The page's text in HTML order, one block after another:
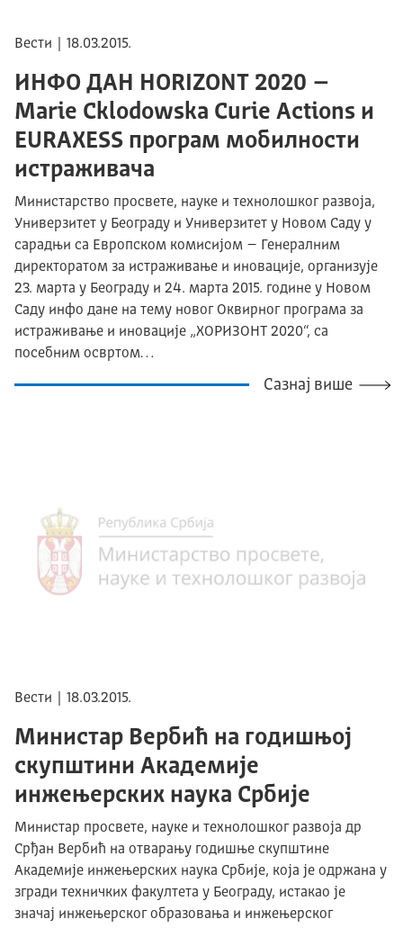
Вести | 18.03.2015.
ИНФО ДАН HORIZONТ 2020 –
Мarie Сklodowska Curie Actions и
EURAXESS програм мобилности
истраживача
Министарство просвете, науке и технолошког развоја,
Универзитет у Београду и Универзитет у Новом Саду у
сарадњи са Европском комисијом – Генералним
директоратом за истраживање и иновације, организује
23. марта у Београду и 24. марта 2015. године у Новом
Саду инфо дане на тему новог Оквирног програма за
истраживање и иновације „ХОРИЗОНТ 2020“, са
посебним освртом…
Сазнај више
Вести | 18.03.2015.
Министар Вербић на годишњој
скупштини Академије
инжењерских наука Србије
Министар просвете, науке и технолошког развоја др
Срђан Вербић на отварању годишње скупштине
Академије инжењерских наука Србије, која је одржана у
згради техничких факултета у Београду, истакао је
значај инжењерског образовања и инжењерског